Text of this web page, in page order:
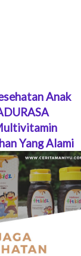
Anak
Yang Alami